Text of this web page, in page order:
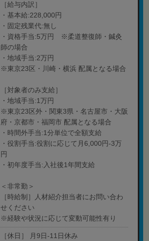
［給与内訳］
・基本給:228,000円
・固定残業代:無し
・資格手当:5万円 ※柔道整復師・鍼灸
師の場合
・地域手当:2万円
※東京23区・川崎・横浜 配属となる場合
［対象者のみ支給］
・地域手当:1万円
※東京23区外・関東3県・名古屋市・大阪
府・京都市・福岡市 配属となる場合
・時間外手当:1分単位で全額支給
・役割手当:役割に応じて月6,000円-3万
円
・初年度手当:入社後1年間支給
＜非常勤＞
［時給制］人材紹介担当者にお問い合わ
せください
※経験や状況に応じて変動可能性有り
［休日］ 月9日-11日休み